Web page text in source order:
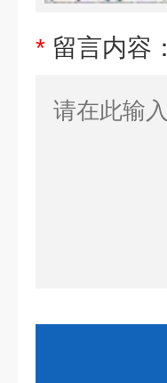
* 留言内容：